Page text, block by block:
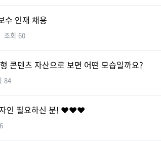
수 인재 채용
조회 60
콘텐츠 자산으로 보면 어떤 모습일까요?
84
인 필요하신 분! ❤️❤️❤️